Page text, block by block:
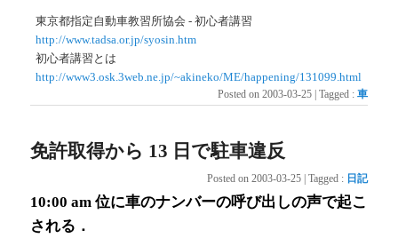
東京都指定自動車教習所協会 - 初心者講習
http://www.tadsa.or.jp/syosin.htm
初心者講習とは
http://www3.osk.3web.ne.jp/~akineko/ME/happening/131099.html
Posted on 2003-03-25 | Tagged : 車
免許取得から 13 日で駐車違反
Posted on 2003-03-25 Tagged : 日記
10:00 am 位に車のナンバーの呼び出しの声で起こ
される．